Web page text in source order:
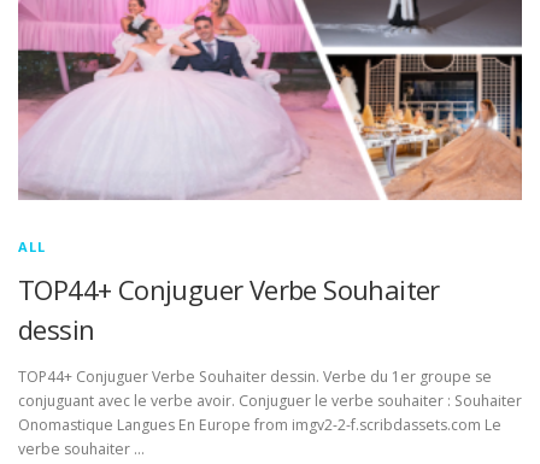
ALL
TOP44+ Conjuguer Verbe Souhaiter
dessin
TOP44+ Conjuguer Verbe Souhaiter dessin. Verbe du 1er groupe se
conjuguant avec le verbe avoir. Conjuguer le verbe souhaiter : Souhaiter
Onomastique Langues En Europe from imgv2-2-f.scribdassets.com Le
verbe souhaiter …